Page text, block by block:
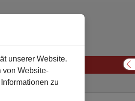
Nachricht
unserer Website.
von Website-
zu